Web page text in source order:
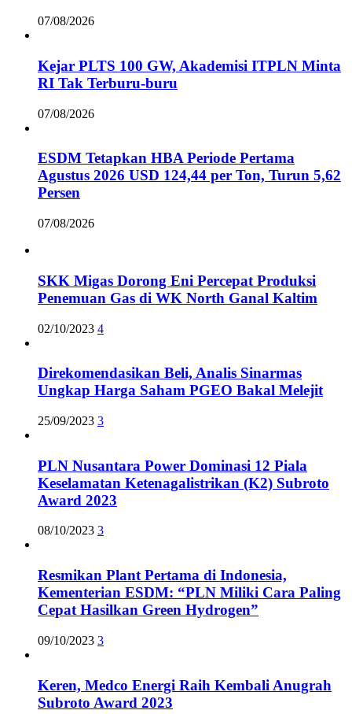
07/08/2026
Kejar PLTS 100 GW, Akademisi ITPLN Minta
RI Tak Terburu-buru
07/08/2026
ESDM Tetapkan HBA Periode Pertama
Agustus 2026 USD 124,44 per Ton, Turun 5,62
Persen
07/08/2026
SKK Migas Dorong Eni Percepat Produksi
Penemuan Gas di WK North Ganal Kaltim
02/10/2023 4
Direkomendasikan Beli, Analis Sinarmas
Ungkap Harga Saham PGEO Bakal Melejit
25/09/2023 3
PLN Nusantara Power Dominasi 12 Piala
Keselamatan Ketenagalistrikan (K2) Subroto
Award 2023
08/10/2023 3
Resmikan Plant Pertama di Indonesia,
Kementerian ESDM: “PLN Miliki Cara Paling
Cepat Hasilkan Green Hydrogen”
09/10/2023 3
Keren, Medco Energi Raih Kembali Anugrah
Subroto Award 2023